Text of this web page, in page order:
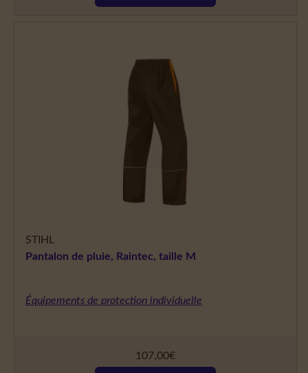
STIHL
Pantalon de pluie, Raintec, taille M
Équipements de protection individuelle
107,00€